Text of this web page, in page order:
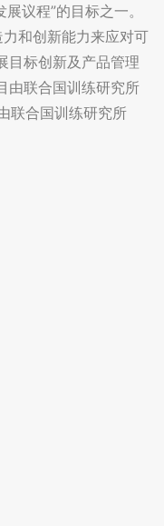
议程”的目标之一。
和创新能力来应对可
目标创新及产品管理
由联合国训练研究所
联合国训练研究所